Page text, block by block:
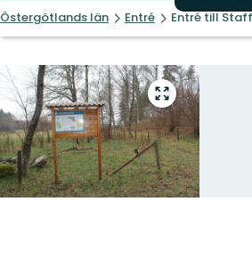
Östergötlands län Entré Entré till
Gå
till
helskärmsläge